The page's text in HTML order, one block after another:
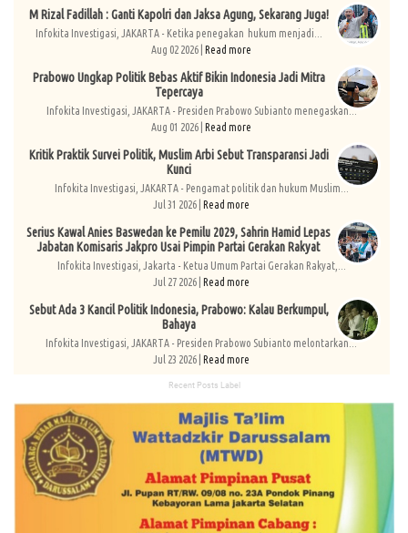
M Rizal Fadillah : Ganti Kapolri dan Jaksa Agung, Sekarang Juga!
Infokita Investigasi, JAKARTA - Ketika penegakan hukum menjadi...
Aug 02 2026 |Read more
Prabowo Ungkap Politik Bebas Aktif Bikin Indonesia Jadi Mitra
Tepercaya
Infokita Investigasi, JAKARTA - Presiden Prabowo Subianto menegaskan...
Aug 01 2026 |Read more
Kritik Praktik Survei Politik, Muslim Arbi Sebut Transparansi Jadi
Kunci
Infokita Investigasi, JAKARTA - Pengamat politik dan hukum Muslim...
Jul 31 2026 |Read more
Serius Kawal Anies Baswedan ke Pemilu 2029, Sahrin Hamid Lepas
Jabatan Komisaris Jakpro Usai Pimpin Partai Gerakan Rakyat
Infokita Investigasi, Jakarta - Ketua Umum Partai Gerakan Rakyat,...
Jul 27 2026 |Read more
Sebut Ada 3 Kancil Politik Indonesia, Prabowo: Kalau Berkumpul,
Bahaya
Infokita Investigasi, JAKARTA - Presiden Prabowo Subianto melontarkan...
Jul 23 2026 |Read more
Recent Posts Label